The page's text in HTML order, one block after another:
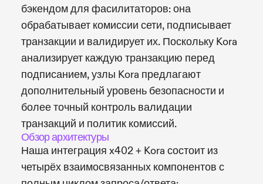
бэкендом для фасилитаторов: она
обрабатывает комиссии сети, подписывает
транзакции и валидирует их. Поскольку Kora
анализирует каждую транзакцию перед
подписанием, узлы Kora предлагают
дополнительный уровень безопасности и
более точный контроль валидации
транзакций и политик комиссий.
Обзор архитектуры
Наша интеграция x402 + Kora состоит из
четырёх взаимосвязанных компонентов с